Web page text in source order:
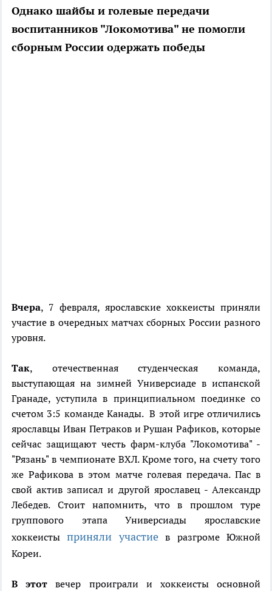
Однако шайбы и голевые передачи
воспитанников "Локомотива" не помогли
сборным России одержать победы
Вчера, 7 февраля, ярославские хоккеисты приняли
участие в очередных матчах сборных России разного
уровня.
Так, отечественная студенческая команда,
выступающая на зимней Универсиаде в испанской
Гранаде, уступила в принципиальном поединке со
счетом 3:5 команде Канады. В этой игре отличились
ярославцы Иван Петраков и Рушан Рафиков, которые
сейчас защищают честь фарм-клуба "Локомотива" -
"Рязань" в чемпионате ВХЛ. Кроме того, на счету того
же Рафикова в этом матче голевая передача. Пас в
свой актив записал и другой ярославец - Александр
Лебедев. Стоит напомнить, что в прошлом туре
группового этапа Универсиады ярославские
хоккеистыприняли участиев разгроме Южной
Кореи.
В этот вечер проиграли и хоккеисты основной